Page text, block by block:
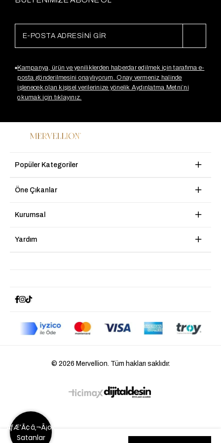
Kampanya, ürün ve yeniliklerden haberdar edilmek için tarafıma e-
posta gönderilmesini onaylıyorum. Onay vermeniz halinde
işlenecek olan kişisel verilerinize yönelik Aydınlatma Metni’ni
okumak için tıklayınız.
Popüler Kategoriler
Öne Çıkanlar
Kurumsal
Yardım
© 2026 Mervellion. Tüm hakları saklıdır.
ÃƒÆ’Ã¢â‚¬Â¡ok
Satanlar